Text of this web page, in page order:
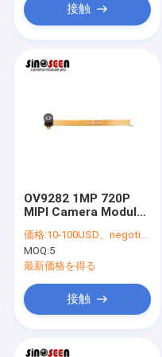
接触
OV9282 1MP 720P
MIPI Camera Module
for Video
Conferencing and
Surveillance
価格:10-100USD、negotiable
MOQ:5
最新価格を得る
接触